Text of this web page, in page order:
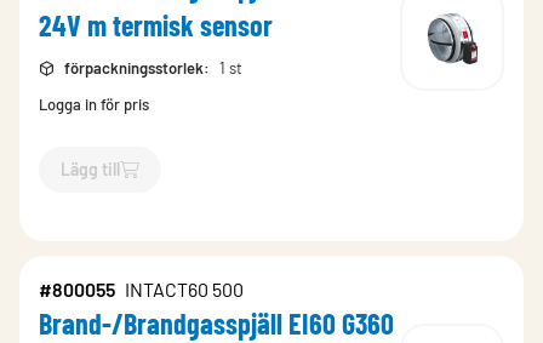
24V m termisk sensor
förpackningsstorlek:
1 st
Logga in för pris
Lägg till
`$Lägg till
#800055 INTACT60 500
Brand-/Brandgasspjäll EI60 G360